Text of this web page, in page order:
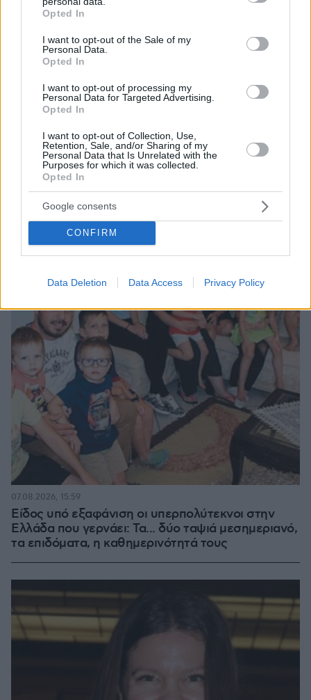
grant or deny consent to Google and its third-party tags to
use your data for below specified purposes in below Google
consent section.
Opted In
I want to opt-out of the Sale of my
Personal Data.
Opted In
I want to opt-out of processing my
Personal Data for Targeted Advertising.
Opted In
I want to opt-out of Collection, Use,
Retention, Sale, and/or Sharing of my
Personal Data that Is Unrelated with the
Purposes for which it was collected.
Opted In
Google consents
CONFIRM
Data Deletion Data Access Privacy Policy
«Πόσα θέλεις για το κορίτσι;»: Τουρίστας στην
Κρήτη ζητά... τιμή για να ασελγήσει σε ανήλικη, τι
καταγγέλλει ο ιδιοκτήτης επιχείρησης
07.08.2026, 18:22
Είδος υπό εξαφάνιση οι υπερπολύτεκνοι στην
Ελλάδα που γερνάει: Τα... δύο ταψιά μεσημεριανό,
τα επιδόματα, η καθημερινότητά τους
07.08.2026, 15:59